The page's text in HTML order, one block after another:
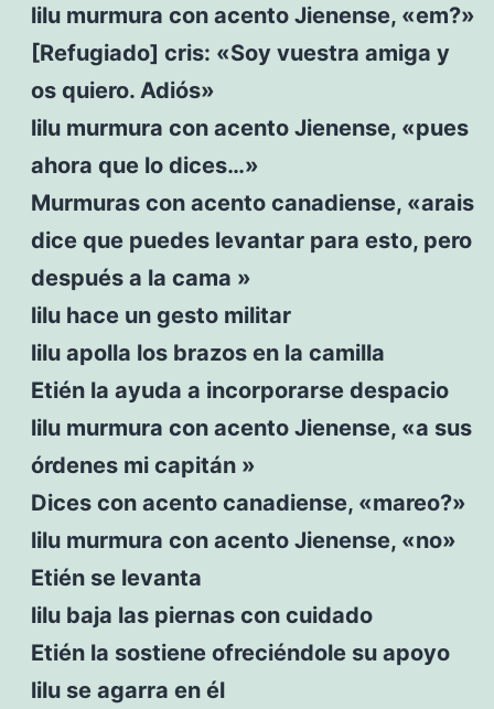
lilu murmura con acento Jienense, «em?»
[Refugiado] cris: «Soy vuestra amiga y
os quiero. Adiós»
lilu murmura con acento Jienense, «pues
ahora que lo dices…»
Murmuras con acento canadiense, «arais
dice que puedes levantar para esto, pero
después a la cama »
lilu hace un gesto militar
lilu apolla los brazos en la camilla
Etién la ayuda a incorporarse despacio
lilu murmura con acento Jienense, «a sus
órdenes mi capitán »
Dices con acento canadiense, «mareo?»
lilu murmura con acento Jienense, «no»
Etién se levanta
lilu baja las piernas con cuidado
Etién la sostiene ofreciéndole su apoyo
lilu se agarra en él